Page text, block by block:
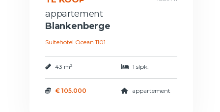
appartement
Blankenberge
Suitehotel Ocean 1101
43 m² 1 slpk.
€ 105.000 appartement